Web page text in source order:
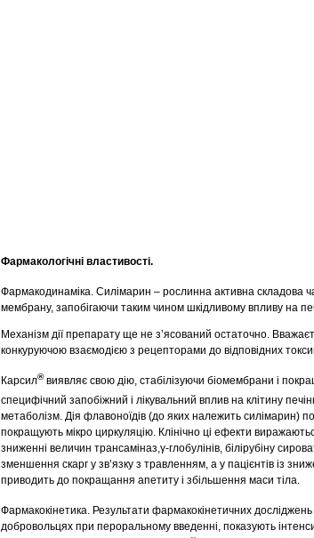
Фармакологічні властивості.
Фармакодинаміка. Силімарин – рослинна активна складова
мембрану, запобігаючи таким чином шкідливому впливу на
Механізм дії препарату ще не з’ясований остаточно.
конкуруючою взаємодією з рецепторами до відповідних
Карсил®виявляє свою дію, стабілізуючи біомембрани і
специфічний запобіжний і лікувальний вплив на клітину
метаболізм. Дія флавоноїдів (до яких належить силімарин)
покращують мікро циркуляцію. Клінічно ці ефекти
зниженні величин трансаміназ,γ-глобулінів, білірубіну
зменшення скарг у зв’язку з травленням, а у пацієнтів із
приводить до покращання апетиту і збільшення маси тіла.
Фармакокінетика. Результати фармакокінетичних
добровольцях при пероральному введенні, показують